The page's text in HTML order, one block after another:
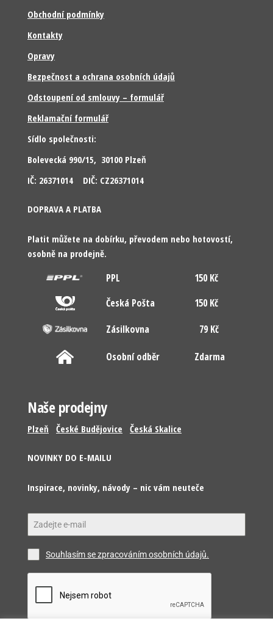
Obchodní podmínky
Kontakty
Opravy
Bezpečnost a ochrana osobních údajů
Odstoupení od smlouvy – formulář
Reklamační formulář
Sídlo společnosti:
Bolevecká 990/15, 30100 Plzeň
IČ: 26371014 DIČ: CZ26371014
DOPRAVA A PLATBA
Platit můžete na dobírku, převodem nebo hotovostí,
osobně na prodejně.
PPL
150 Kč
Česká Pošta
150 Kč
Zásilkovna
79 Kč
Osobní odběr Zdarma
Naše prodejny
Plzeň České Budějovice Česká Skalice
NOVINKY DO E-MAILU
Inspirace, novinky, návody – nic vám neuteče
Souhlasím se zpracováním osobních údajů.